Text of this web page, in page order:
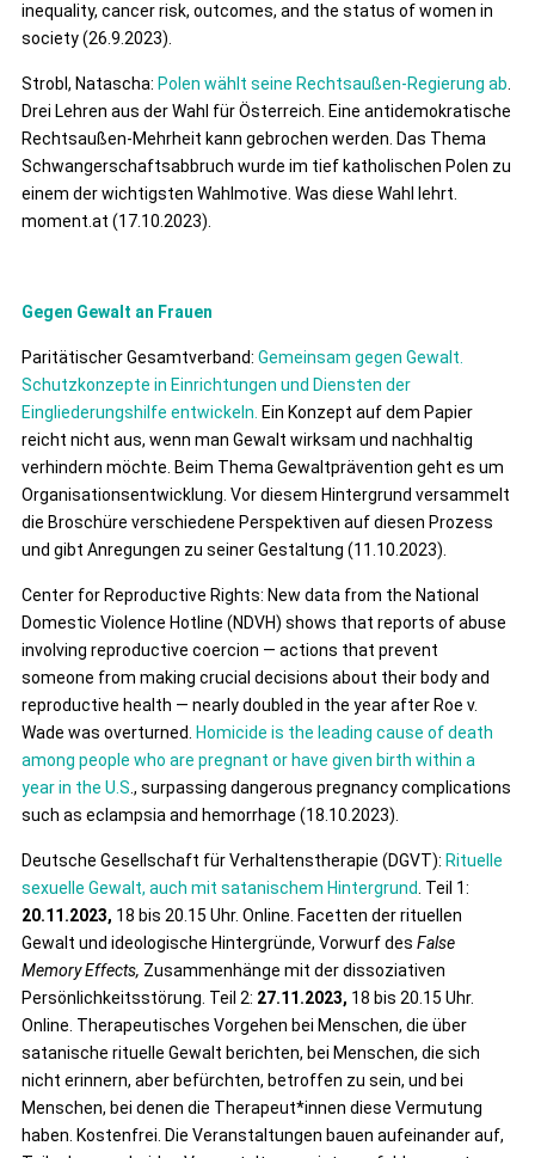
inequality, cancer risk, outcomes, and the status of women in
society (26.9.2023).
Strobl, Natascha: Polen wählt seine Rechtsaußen-Regierung ab
Drei Lehren aus der Wahl für Österreich. Eine antidemokratische
Rechtsaußen-Mehrheit kann gebrochen werden. Das Thema
Schwangerschaftsabbruch wurde im tief katholischen Polen zu
einem der wichtigsten Wahlmotive. Was diese Wahl lehrt.
moment.at (17.10.2023).
Gegen Gewalt an Frauen
Paritätischer Gesamtverband: Gemeinsam gegen Gewalt.
Schutzkonzepte in Einrichtungen und Diensten der
Eingliederungshilfe entwickeln. Ein Konzept auf dem Papier
reicht nicht aus, wenn man Gewalt wirksam und nachhaltig
verhindern möchte. Beim Thema Gewaltprävention geht es um
Organisationsentwicklung. Vor diesem Hintergrund versammelt
die Broschüre verschiedene Perspektiven auf diesen Prozess
und gibt Anregungen zu seiner Gestaltung (11.10.2023).
Center for Reproductive Rights: New data from the National
Domestic Violence Hotline (NDVH) shows that reports of abuse
involving reproductive coercion — actions that prevent
someone from making crucial decisions about their body and
reproductive health — nearly doubled in the year after Roe v.
Wade was overturned.
Homicide is the leading cause of death
among people who are pregnant or have given birth within a
year in the U.S ., surpassing dangerous pregnancy complications
such as eclampsia and hemorrhage (18.10.2023).
Deutsche Gesellschaft für Verhaltenstherapie (DGVT): Rituelle
sexuelle Gewalt, auch mit satanischem Hintergrund . Teil 1:
20.11.2023, 18 bis 20.15 Uhr. Online. Facetten der rituellen
Gewalt und ideologische Hintergründe, Vorwurf des False
Memory Effects, Zusammenhänge mit der dissoziativen
Persönlichkeitsstörung. Teil 2: 27.11.2023, 18 bis 20.15 Uhr.
Online. Therapeutisches Vorgehen bei Menschen, die über
satanische rituelle Gewalt berichten, bei Menschen, die sich
nicht erinnern, aber befürchten, betroffen zu sein, und bei
Menschen, bei denen die Therapeut*innen diese Vermutung
haben. Kostenfrei. Die Veranstaltungen bauen aufeinander auf,